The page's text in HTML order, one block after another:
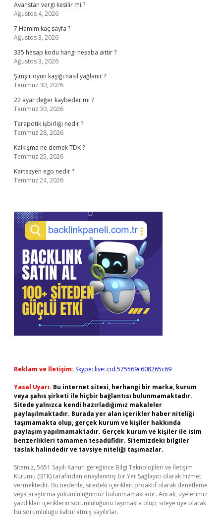
Avanstan vergi kesilir mi ?
Ağustos 4, 2026
7 Hamim kaç sayfa ?
Ağustos 3, 2026
335 hesap kodu hangi hesaba aittir ?
Ağustos 3, 2026
Şimşir oyun kaşığı nasıl yağlanır ?
Temmuz 30, 2026
22 ayar değer kaybeder mi ?
Temmuz 30, 2026
Terapötik işbirliği nedir ?
Temmuz 28, 2026
Kalkışma ne demek TDK ?
Temmuz 25, 2026
Kartezyen ego nedir ?
Temmuz 24, 2026
Reklam ve İletişim: Skype: live:.cid.575569c608265c69
Yasal Uyarı: Bu internet sitesi, herhangi bir marka, kurum
veya şahıs şirketi ile hiçbir bağlantısı bulunmamaktadır.
Sitede yalnızca kendi hazırladığımız makaleler
paylaşılmaktadır. Burada yer alan içerikler haber niteliği
taşımamakta olup, gerçek kurum ve kişiler hakkında
paylaşım yapılmamaktadır. Gerçek kurum ve kişiler ile isim
benzerlikleri tamamen tesadüfidir. Sitemizdeki bilgiler
taslak halindedir ve tavsiye niteliği taşımazlar.
Sitemiz, 5651 Sayılı Kanun gereğince Bilgi Teknolojileri ve İletişim
Kurumu (BTK) tarafından onaylanmış bir Yer Sağlayıcı olarak hizmet
vermektedir. Bu nedenle, sitedeki içerikleri proaktif olarak denetleme
veya araştırma yükümlülüğümüz bulunmamaktadır. Ancak, üyelerimiz
yazdıkları içeriklerin sorumluluğunu taşımakta olup, siteye üye olarak
bu sorumluluğu kabul etmiş sayılırlar.